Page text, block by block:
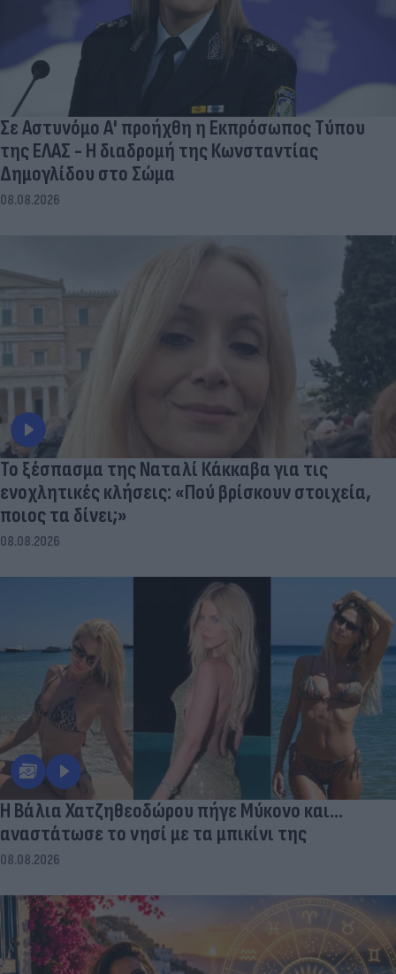
Σε Αστυνόμο Α' προήχθη η Εκπρόσωπος Τύπου
της ΕΛΑΣ - Η διαδρομή της Κωνσταντίας
Δημογλίδου στο Σώμα
08.08.2026
Το ξέσπασμα της Ναταλί Κάκκαβα για τις
ενοχλητικές κλήσεις: «Πού βρίσκουν στοιχεία,
ποιος τα δίνει;»
08.08.2026
Η Βάλια Χατζηθεοδώρου πήγε Μύκονο και...
αναστάτωσε το νησί με τα μπικίνι της
08.08.2026